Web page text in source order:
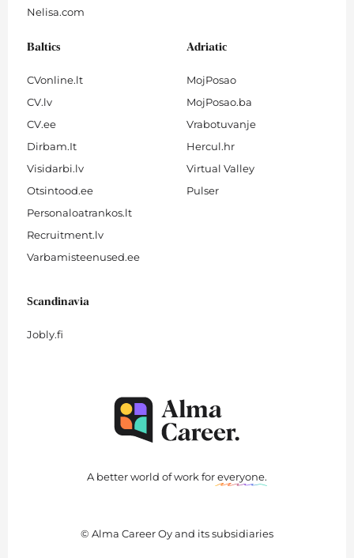
Nelisa.com
Baltics
CVonline.lt
CV.lv
CV.ee
Dirbam.It
Visidarbi.lv
Otsintood.ee
Personaloatrankos.lt
Recruitment.lv
Varbamisteenused.ee
Adriatic
MojPosao
MojPosao.ba
Vrabotuvanje
Hercul.hr
Virtual Valley
Pulser
Scandinavia
Jobly.fi
A better world of work foreveryone.
© Alma Career Oy and its subsidiaries